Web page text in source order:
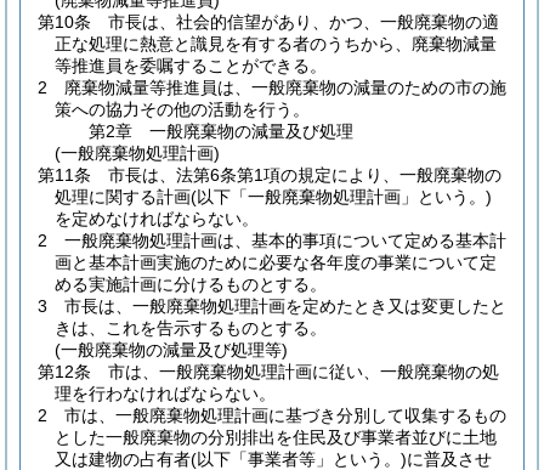
第10条
市長は、社会的信望があり、かつ、一般廃棄物の適
正な処理に熱意と識見を有する者のうちから、廃棄物減量
等推進員を委嘱することができる。
2
廃棄物減量等推進員は、一般廃棄物の減量のための市の施
策への協力その他の活動を行う。
第2章
一般廃棄物の減量及び処理
(一般廃棄物処理計画)
第11条
市長は、法第6条第1項の規定により、一般廃棄物の
処理に関する計画(以下「一般廃棄物処理計画」という。)
を定めなければならない。
2
一般廃棄物処理計画は、基本的事項について定める基本計
画と基本計画実施のために必要な各年度の事業について定
める実施計画に分けるものとする。
3
市長は、一般廃棄物処理計画を定めたとき又は変更したと
きは、これを告示するものとする。
(一般廃棄物の減量及び処理等)
第12条
市は、一般廃棄物処理計画に従い、一般廃棄物の処
理を行わなければならない。
2
市は、一般廃棄物処理計画に基づき分別して収集するもの
とした一般廃棄物の分別排出を住民及び事業者並びに土地
又は建物の占有者(以下「事業者等」という。)に普及させ